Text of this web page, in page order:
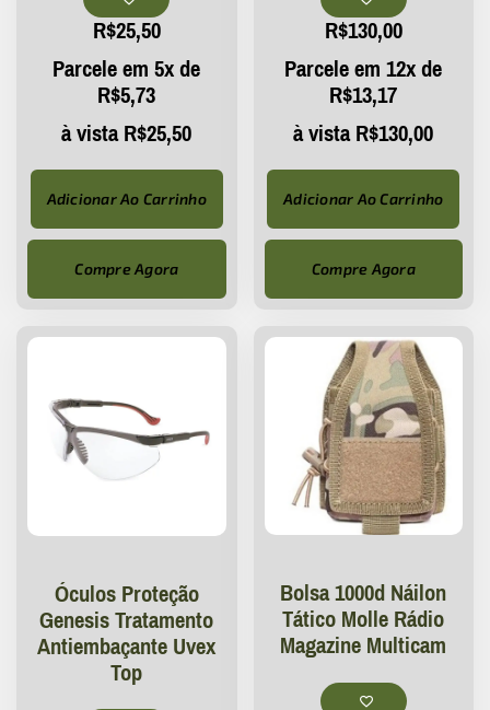
R$25,50
Parcele em 5x de
R$5,73
à vistaR$25,50
Adicionar Ao Carrinho
Compre Agora
R$130,00
Parcele em 12x de
R$13,17
à vistaR$130,00
Adicionar Ao Carrinho
Compre Agora
Óculos Proteção
Genesis Tratamento
Antiembaçante Uvex
Top
Bolsa 1000d Náilon
Tático Molle Rádio
Magazine Multicam